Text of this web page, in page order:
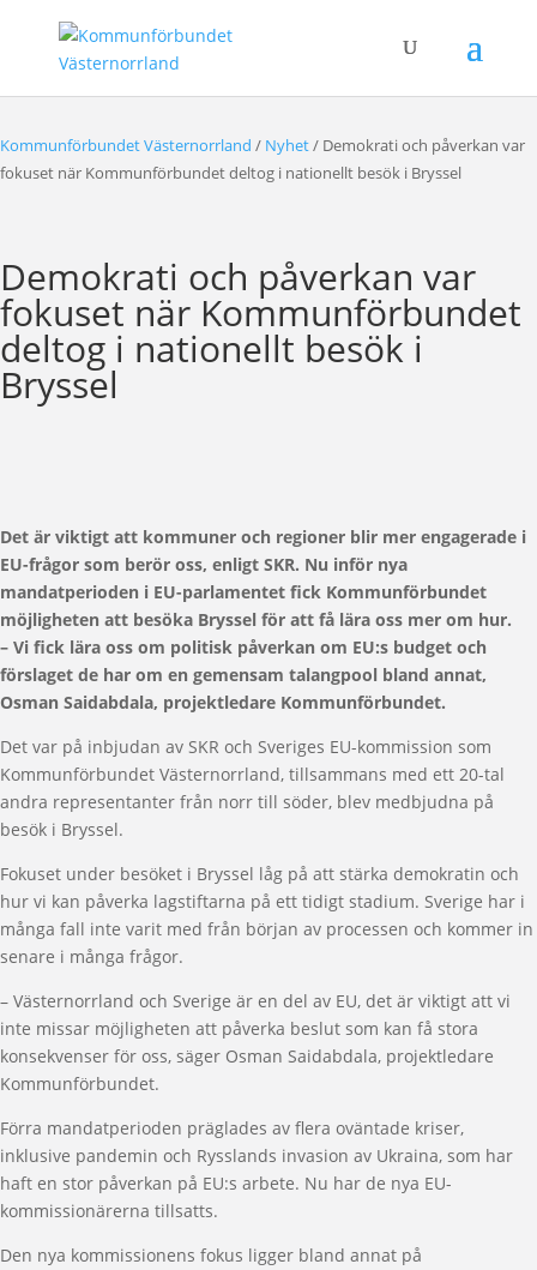
Kommunförbundet Västernorrland / Nyhet/ Demokrati och påverkan var
fokuset när Kommunförbundet deltog i nationellt besök i Bryssel
Demokrati och påverkan var
fokuset när Kommunförbundet
deltog i nationellt besök i
Bryssel
Det är viktigt att kommuner och regioner blir mer engagerade i
EU-frågor som berör oss, enligt SKR. Nu inför nya
mandatperioden i EU-parlamentet fick Kommunförbundet
möjligheten att besöka Bryssel för att få lära oss mer om hur.
– Vi fick lära oss om politisk påverkan om EU:s budget och
förslaget de har om en gemensam talangpool bland annat,
Osman Saidabdala, projektledare Kommunförbundet.
Det var på inbjudan av SKR och Sveriges EU-kommission som
Kommunförbundet Västernorrland, tillsammans med ett 20-tal
andra representanter från norr till söder, blev medbjudna på
besök i Bryssel.
Fokuset under besöket i Bryssel låg på att stärka demokratin och
hur vi kan påverka lagstiftarna på ett tidigt stadium. Sverige har i
många fall inte varit med från början av processen och kommer in
senare i många frågor.
– Västernorrland och Sverige är en del av EU, det är viktigt att vi
inte missar möjligheten att påverka beslut som kan få stora
konsekvenser för oss, säger Osman Saidabdala, projektledare
Kommunförbundet.
Förra mandatperioden präglades av flera oväntade kriser,
inklusive pandemin och Rysslands invasion av Ukraina, som har
haft en stor påverkan på EU:s arbete. Nu har de nya EU-
kommissionärerna tillsatts.
Den nya kommissionens fokus ligger bland annat på